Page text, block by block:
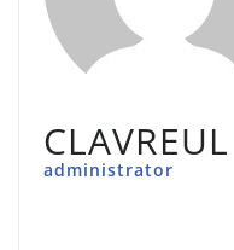
administrator